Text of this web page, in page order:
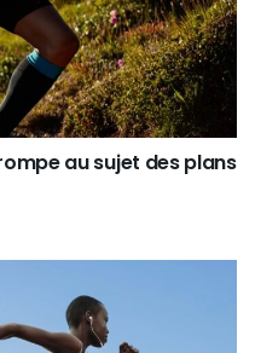
au sujet des plans